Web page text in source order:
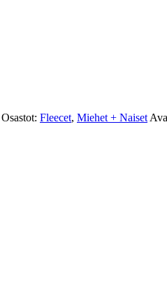
Osastot: Fleecet, Miehet + Naiset